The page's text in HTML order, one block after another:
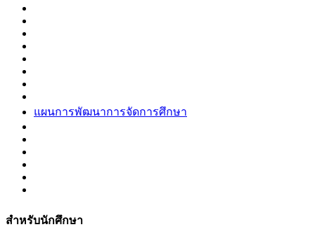
แผนการพัฒนาการจัดการศึกษา
สำหรับนักศึกษา